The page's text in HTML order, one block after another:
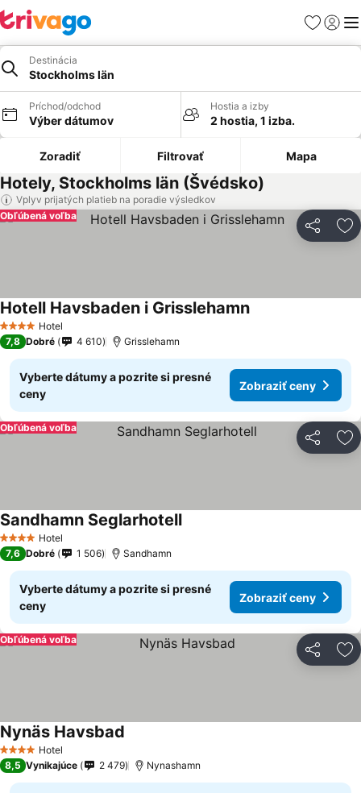
Obľúbené
Destinácia
Stockholms län
Príchod/odchod
Výber dátumov
Hostia a izby
2 hostia, 1 izba.
Zoradiť Filtrovať Mapa
Hotely, Stockholms län (Švédsko)
Vplyv prijatých platieb na poradie výsledkov
Zdieľať
Obľúbená voľba
4 Počet hviezdičiek
Hotel
Hotell Havsbaden i Grisslehamn
7,8 Dobré 4 610 Grisslehamn
Vyberte dátumy a pozrite si presné
ceny
Zobraziť ceny
Zdieľať
Obľúbená voľba
4 Počet hviezdičiek
Hotel
Sandhamn Seglarhotell
7,6 Dobré 1 506 Sandhamn
Vyberte dátumy a pozrite si presné
ceny
Zobraziť ceny
Zdieľať
Obľúbená voľba
4 Počet hviezdičiek
Hotel
Nynäs Havsbad
8,5 Vynikajúce 2 479 Nynashamn